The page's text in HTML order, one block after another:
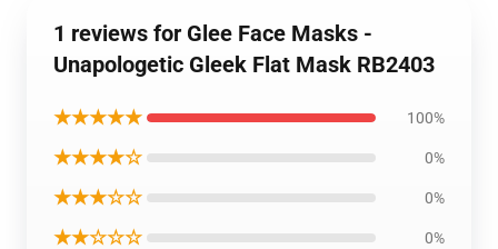
1 reviews for Glee Face Masks -
Unapologetic Gleek Flat Mask RB2403
★★★★★ 100%
★★★★☆ 0%
★★★☆☆ 0%
★★☆☆☆ 0%